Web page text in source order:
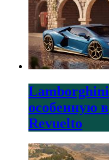
Lamborghini
особенную
Revuelto